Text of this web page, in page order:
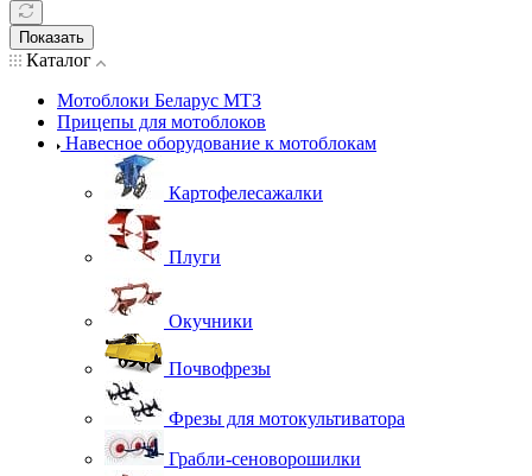
Показать
Каталог
Мотоблоки Беларус МТЗ
Прицепы для мотоблоков
Навесное оборудование к мотоблокам
Картофелесажалки
Плуги
Окучники
Почвофрезы
Фрезы для мотокультиватора
Грабли-сеноворошилки